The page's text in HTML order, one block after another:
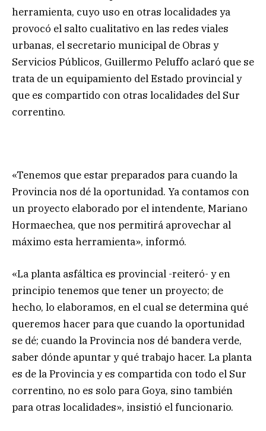
herramienta, cuyo uso en otras localidades ya
provocó el salto cualitativo en las redes viales
urbanas, el secretario municipal de Obras y
Servicios Públicos, Guillermo Peluffo aclaró que se
trata de un equipamiento del Estado provincial y
que es compartido con otras localidades del Sur
correntino.
«Tenemos que estar preparados para cuando la
Provincia nos dé la oportunidad. Ya contamos con
un proyecto elaborado por el intendente, Mariano
Hormaechea, que nos permitirá aprovechar al
máximo esta herramienta», informó.
«La planta asfáltica es provincial -reiteró- y en
principio tenemos que tener un proyecto; de
hecho, lo elaboramos, en el cual se determina qué
queremos hacer para que cuando la oportunidad
se dé; cuando la Provincia nos dé bandera verde,
saber dónde apuntar y qué trabajo hacer. La planta
es de la Provincia y es compartida con todo el Sur
correntino, no es solo para Goya, sino también
para otras localidades», insistió el funcionario.